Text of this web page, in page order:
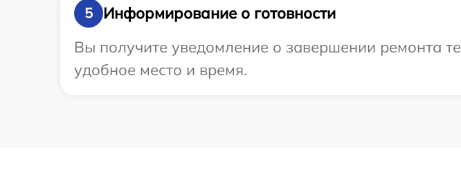
5
Информирование о готовности
Вы получите уведомление о завершении ремонта
удобное место и время.